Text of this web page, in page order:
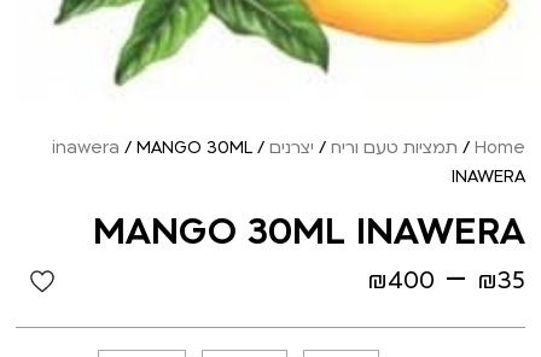
Home
/ תמציות טעם וריח / יצרנים /
inawera / MANGO 30ML
INAWERA
MANGO 30ML INAWERA
₪35
–
₪400